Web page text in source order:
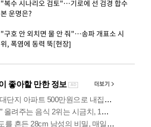
"복수 시나리오 검토"…기로에 선 검경 합수
본 운명은?
"구호 안 외치면 물 안 줘"…송파 개표소 시
위, 폭염에 동력 뚝[현장]